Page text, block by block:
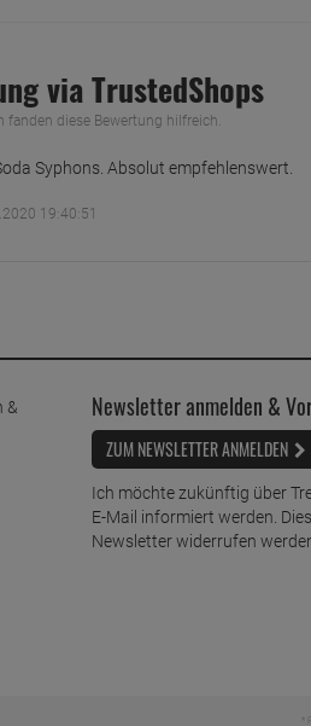
via TrustedShops
fanden diese Bewertung hilfreich.
Syphons. Absolut empfehlenswert.
19:40:51
Newsletter anmelden &
ZUM NEWSLETTER ANMELDEN
Ich möchte zukünftig über
E-Mail informiert werden.
Newsletter widerrufen
*